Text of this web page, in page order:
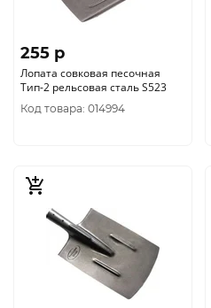
255 p
Лопата совковая песочная
Тип-2 рельсовая сталь S523
Код товара: 014994